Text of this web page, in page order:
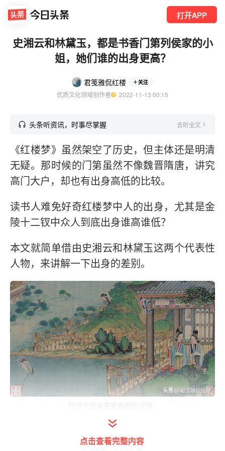
打开APP
史湘云和林黛玉，都是书香门第列侯家的小
姐，她们谁的出身更高？
君笺雅侃红楼 关注
优质文化领域创作者
  2022-11-13 00:15
头条听资讯，时事尽掌握 去听全文
《红楼梦》虽然架空了历史，但主体还是明清
无疑。那时候的门第虽然不像魏晋隋唐，讲究
高门大户，却也有出身高低的比较。
读书人难免好奇红楼梦中人的出身，尤其是金
陵十二钗中众人到底出身谁高谁低？
本文就简单借由史湘云和林黛玉这两个代表性
人物，来讲解一下出身的差别。
林黛玉是第一女主角，都说她比薛宝钗的商贾
出身好，甚至有很多观点认为她比贾家四春出
点击查看完整内容